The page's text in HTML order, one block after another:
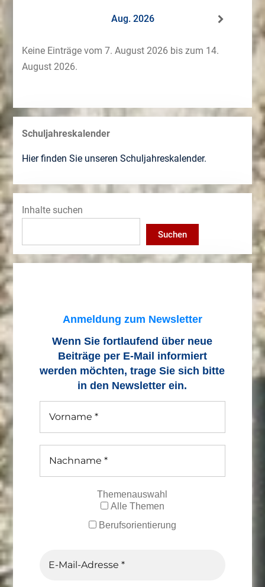
Aug. 2026
Keine Einträge vom 7. August 2026 bis zum 14.
August 2026.
Schuljahreskalender
Hier finden Sie unseren Schuljahreskalender.
Inhalte suchen
Suchen
Anmeldung zum Newsletter
Wenn Sie fortlaufend über neue
Beiträge per E-Mail informiert
werden möchten, trage Sie sich bitte
in den Newsletter ein.
Themenauswahl
Alle Themen
Berufsorientierung